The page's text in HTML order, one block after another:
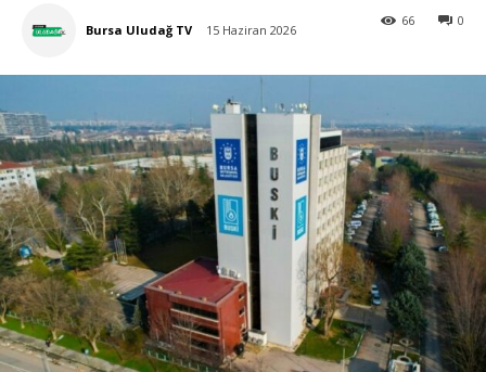
Bursa Uludağ TV 15 Haziran 2026
0
66